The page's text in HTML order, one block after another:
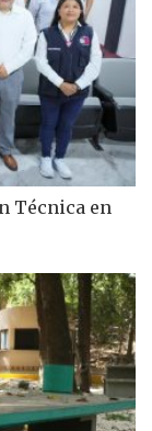
Técnica en